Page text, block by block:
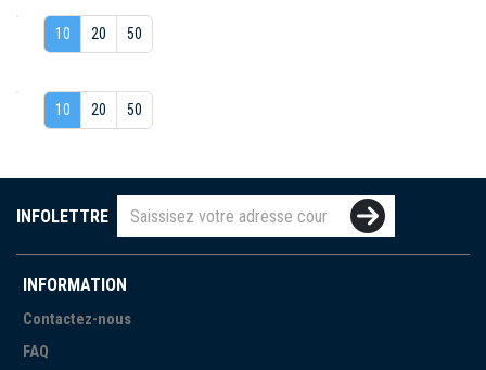
10 20 50
10 20 50
INFOLETTRE
INFORMATION
Contactez-nous
FAQ